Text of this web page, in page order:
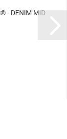
- DENIM MID